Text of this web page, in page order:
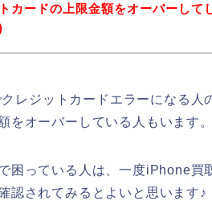
カードの上限金額をオーバーして
レジットカードエラーになる人
をオーバーしている人もいます。
困っている人は、一度iPhone買
認されてみるとよいと思います♪